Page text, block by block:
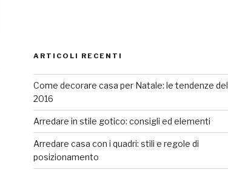
ARTICOLI RECENTI
Come decorare casa per Natale: le tendenze del
2016
Arredare in stile gotico: consigli ed elementi
Arredare casa con i quadri: stili e regole di
posizionamento